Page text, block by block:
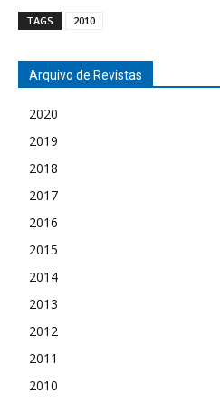
TAGS 2010
Arquivo de Revistas
2020
2019
2018
2017
2016
2015
2014
2013
2012
2011
2010